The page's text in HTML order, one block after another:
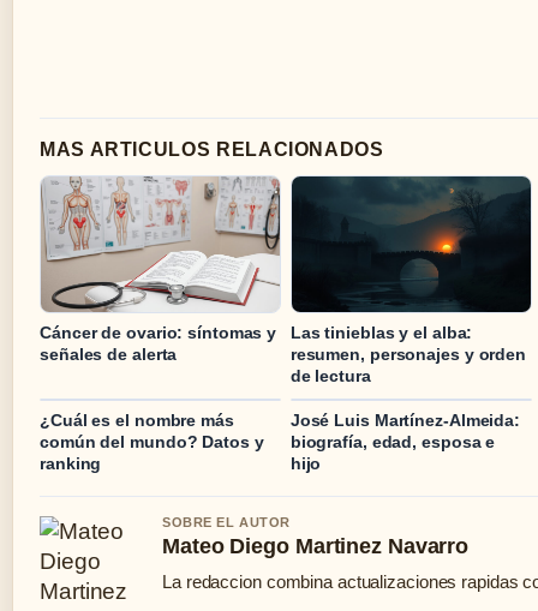
MAS ARTICULOS RELACIONADOS
Cáncer de ovario: síntomas y
señales de alerta
Las tinieblas y el alba:
resumen, personajes y orden
de lectura
¿Cuál es el nombre más
común del mundo? Datos y
ranking
José Luis Martínez-Almeida:
biografía, edad, esposa e
hijo
SOBRE EL AUTOR
Mateo Diego Martinez Navarro
La redaccion combina actualizaciones rapidas